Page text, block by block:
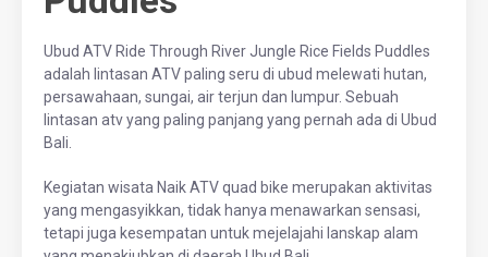
Ubud ATV Ride Through River Jungle Rice Fields Puddles
adalah lintasan ATV paling seru di ubud melewati hutan,
persawahaan, sungai, air terjun dan lumpur. Sebuah
lintasan atv yang paling panjang yang pernah ada di Ubud
Bali.
Kegiatan wisata Naik ATV quad bike merupakan aktivitas
yang mengasyikkan, tidak hanya menawarkan sensasi,
tetapi juga kesempatan untuk mejelajahi lanskap alam